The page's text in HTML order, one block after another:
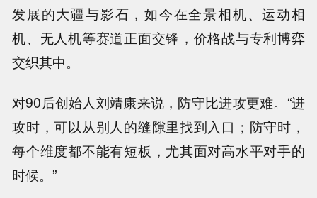
发展的大疆与影石，如今在全景相机、运动相
机、无人机等赛道正面交锋，价格战与专利博弈
交织其中。
对90后创始人刘靖康来说，防守比进攻更难。“进
攻时，可以从别人的缝隙里找到入口；防守时，
每个维度都不能有短板，尤其面对高水平对手的
时候。”